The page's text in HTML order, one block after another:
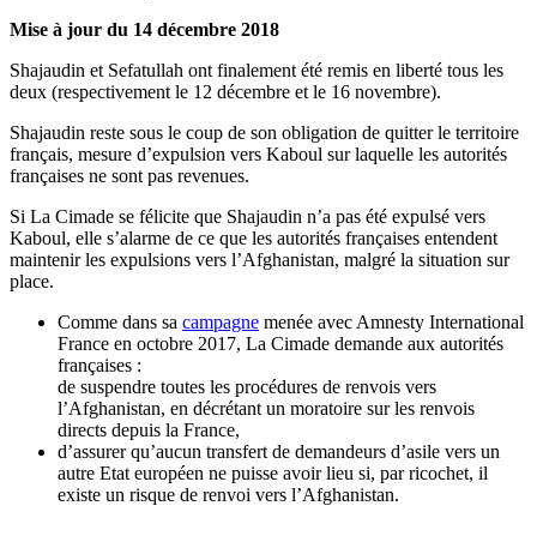
Mise à jour du 14 décembre 2018
Shajaudin et Sefatullah ont finalement été remis en liberté tous les
deux (respectivement le 12 décembre et le 16 novembre).
Shajaudin reste sous le coup de son obligation de quitter le territoire
français, mesure d’expulsion vers Kaboul sur laquelle les autorités
françaises ne sont pas revenues.
Si La Cimade se félicite que Shajaudin n’a pas été expulsé vers
Kaboul, elle s’alarme de ce que les autorités françaises entendent
maintenir les expulsions vers l’Afghanistan, malgré la situation sur
place.
Comme dans sa campagne menée avec Amnesty International
France en octobre 2017, La Cimade demande aux autorités
françaises :
de suspendre toutes les procédures de renvois vers
l’Afghanistan, en décrétant un moratoire sur les renvois
directs depuis la France,
d’assurer qu’aucun transfert de demandeurs d’asile vers un
autre Etat européen ne puisse avoir lieu si, par ricochet, il
existe un risque de renvoi vers l’Afghanistan.